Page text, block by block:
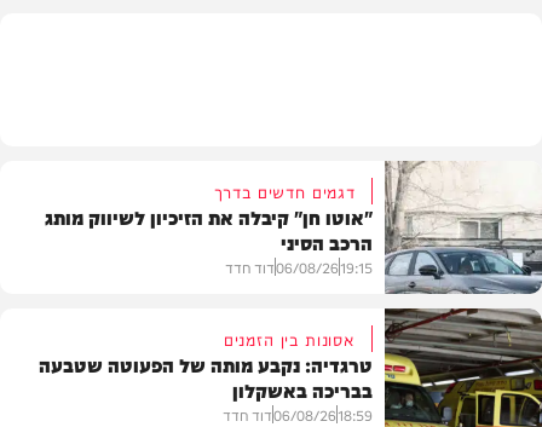
רכב
דגמים חדשים בדרך
"אוטו חן" קיבלה את הזיכיון לשיווק מותג
הרכב הסיני
19:15
06/08/26דוד חדד
אסונות בין הזמנים
טרגדיה: נקבע מותה של הפעוטה שטבעה
בבריכה באשקלון
18:59
06/08/26דוד חדד